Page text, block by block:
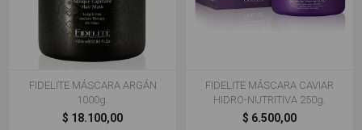
FIDELITE MÁSCARA ARGÁN
1000g.
$ 18.100,00
FIDELITE MÁSCARA CAVIAR
HIDRO-NUTRITIVA 250g.
$ 6.500,00